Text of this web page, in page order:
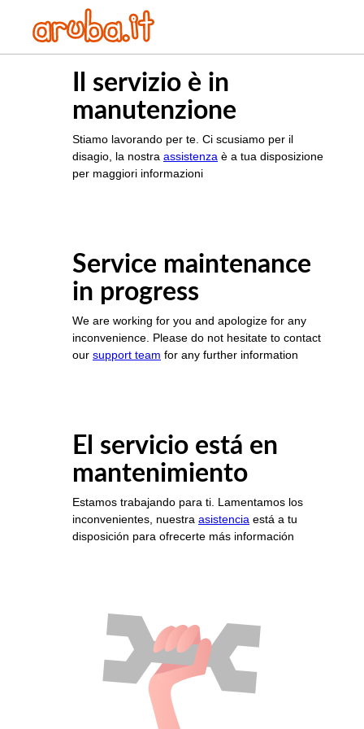
Il servizio è in
manutenzione
Stiamo lavorando per te. Ci scusiamo per il
disagio, la nostra assistenza è a tua disposizione
per maggiori informazioni
Service maintenance
in progress
We are working for you and apologize for any
inconvenience. Please do not hesitate to contact
our support team for any further information
El servicio está en
mantenimiento
Estamos trabajando para ti. Lamentamos los
inconvenientes, nuestra asistencia está a tu
disposición para ofrecerte más información